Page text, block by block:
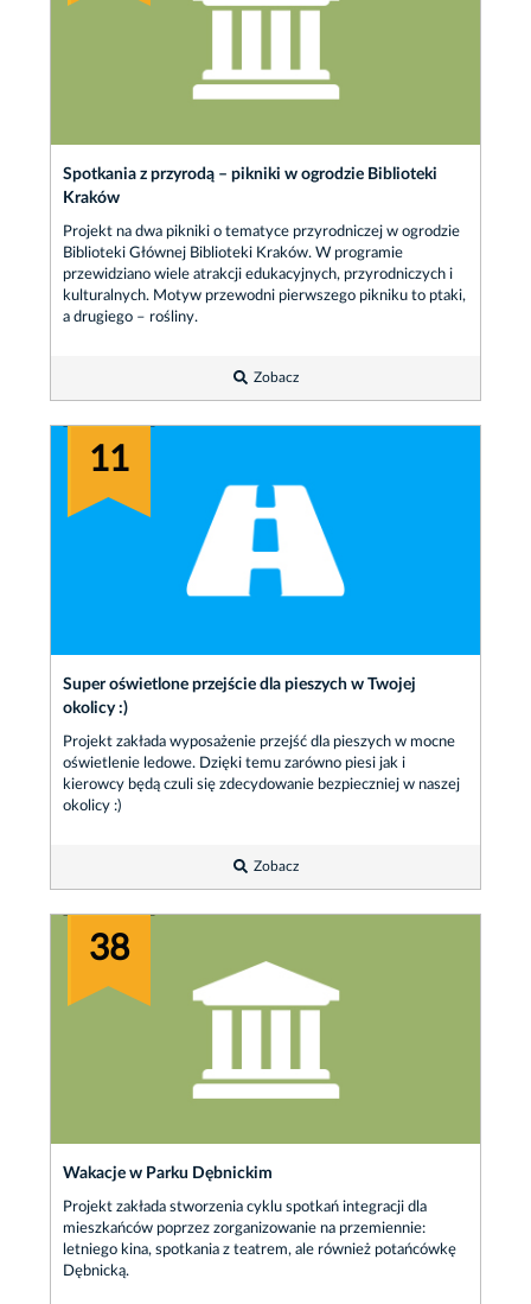
Spotkania z przyrodą – pikniki w ogrodzie Biblioteki
Kraków
Projekt na dwa pikniki o tematyce przyrodniczej w ogrodzie
Biblioteki Głównej Biblioteki Kraków. W programie
przewidziano wiele atrakcji edukacyjnych, przyrodniczych i
kulturalnych. Motyw przewodni pierwszego pikniku to ptaki,
a drugiego – rośliny.
Zobacz
11
Super oświetlone przejście dla pieszych w Twojej
okolicy :)
Projekt zakłada wyposażenie przejść dla pieszych w mocne
oświetlenie ledowe. Dzięki temu zarówno piesi jak i
kierowcy będą czuli się zdecydowanie bezpieczniej w naszej
okolicy :)
Zobacz
38
Wakacje w Parku Dębnickim
Projekt zakłada stworzenia cyklu spotkań integracji dla
mieszkańców poprzez zorganizowanie na przemiennie:
letniego kina, spotkania z teatrem, ale również potańcówkę
Dębnicką.